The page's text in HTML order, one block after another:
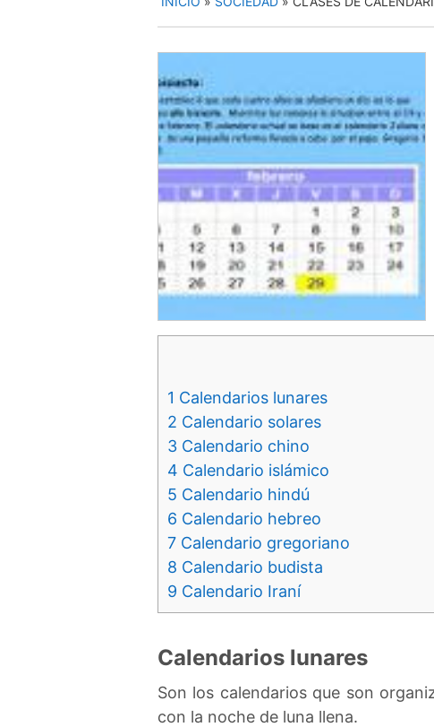
1 Calendarios lunares
2 Calendario solares
3 Calendario chino
4 Calendario islámico
5 Calendario hindú
6 Calendario hebreo
7 Calendario gregoriano
8 Calendario budista
9 Calendario Iraní
Calendarios lunares
Son los calendarios que son
con la noche de luna llena.